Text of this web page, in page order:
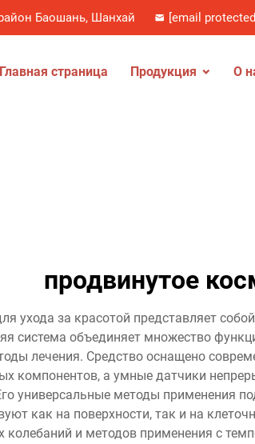
Баошань, Шанхай [email
Главная страница Продукция О
продвинутое
ухода за красотой представляет
система объединяет множество
лечения. Средство оснащено
компонентов, а умные датчики
универсальные методы применения
как на поверхности, так и на
колебаний и методов применения с